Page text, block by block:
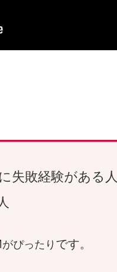
失敗経験がある人
がぴったり です。